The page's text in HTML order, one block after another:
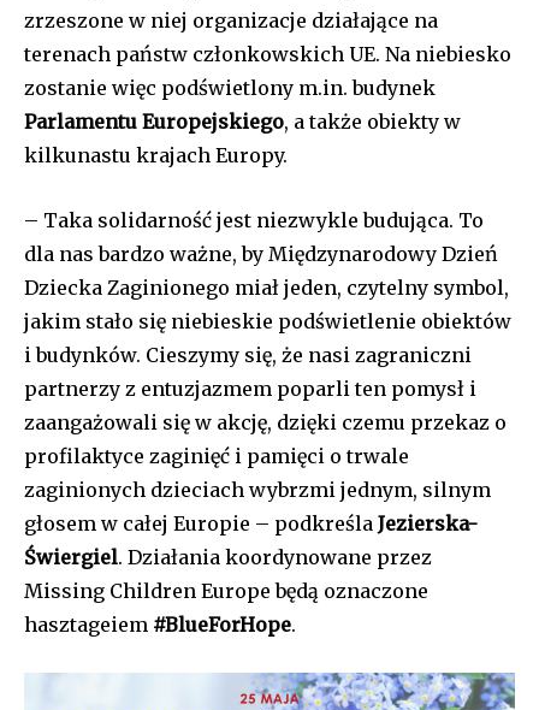
zrzeszone w niej organizacje działające na
terenach państw członkowskich UE. Na niebiesko
zostanie więc podświetlony m.in. budynek
Parlamentu Europejskiego, a także obiekty w
kilkunastu krajach Europy.
– Taka solidarność jest niezwykle budująca. To
dla nas bardzo ważne, by Międzynarodowy Dzień
Dziecka Zaginionego miał jeden, czytelny symbol,
jakim stało się niebieskie podświetlenie obiektów
i budynków. Cieszymy się, że nasi zagraniczni
partnerzy z entuzjazmem poparli ten pomysł i
zaangażowali się w akcję, dzięki czemu przekaz o
profilaktyce zaginięć i pamięci o trwale
zaginionych dzieciach wybrzmi jednym, silnym
głosem w całej Europie – podkreśla Jezierska-
Świergiel. Działania koordynowane przez
Missing Children Europe będą oznaczone
hasztageiem #BlueForHope.